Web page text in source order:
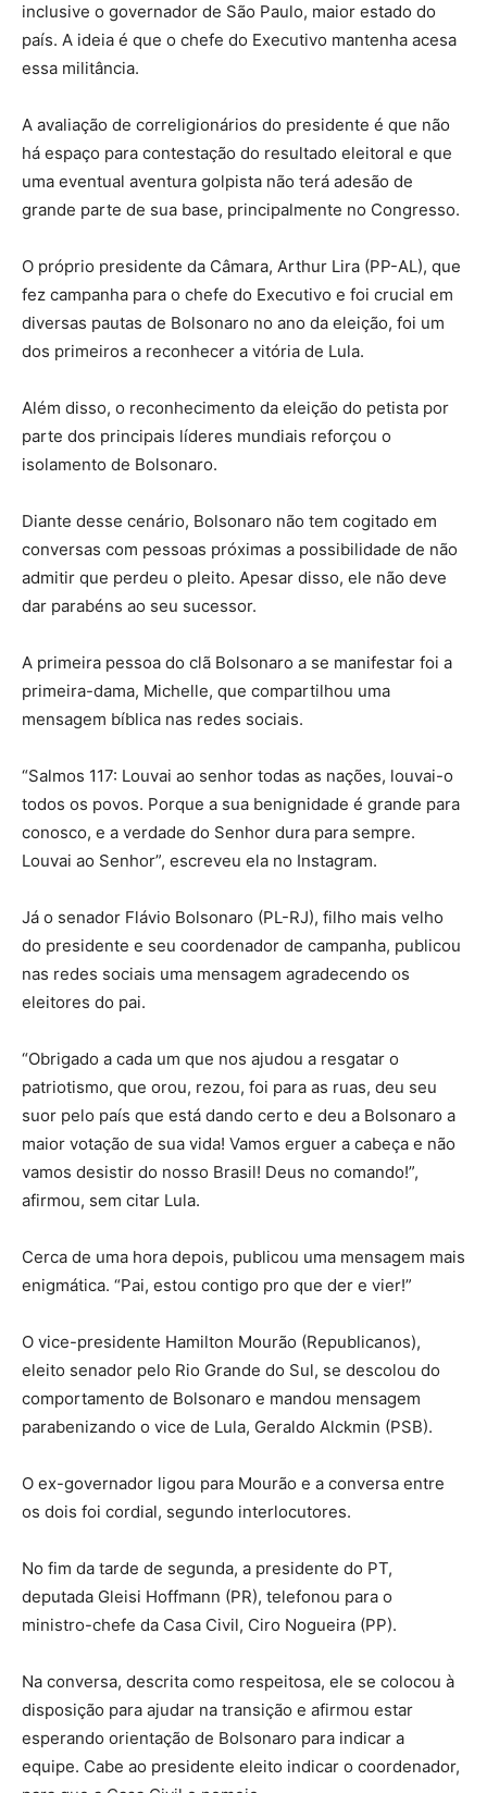
inclusive o governador de São Paulo, maior estado do
país. A ideia é que o chefe do Executivo mantenha acesa
essa militância.
A avaliação de correligionários do presidente é que não
há espaço para contestação do resultado eleitoral e que
uma eventual aventura golpista não terá adesão de
grande parte de sua base, principalmente no Congresso.
O próprio presidente da Câmara, Arthur Lira (PP-AL), que
fez campanha para o chefe do Executivo e foi crucial em
diversas pautas de Bolsonaro no ano da eleição, foi um
dos primeiros a reconhecer a vitória de Lula.
Além disso, o reconhecimento da eleição do petista por
parte dos principais líderes mundiais reforçou o
isolamento de Bolsonaro.
Diante desse cenário, Bolsonaro não tem cogitado em
conversas com pessoas próximas a possibilidade de não
admitir que perdeu o pleito. Apesar disso, ele não deve
dar parabéns ao seu sucessor.
A primeira pessoa do clã Bolsonaro a se manifestar foi a
primeira-dama, Michelle, que compartilhou uma
mensagem bíblica nas redes sociais.
“Salmos 117: Louvai ao senhor todas as nações, louvai-o
todos os povos. Porque a sua benignidade é grande para
conosco, e a verdade do Senhor dura para sempre.
Louvai ao Senhor”, escreveu ela no Instagram.
Já o senador Flávio Bolsonaro (PL-RJ), filho mais velho
do presidente e seu coordenador de campanha, publicou
nas redes sociais uma mensagem agradecendo os
eleitores do pai.
“Obrigado a cada um que nos ajudou a resgatar o
patriotismo, que orou, rezou, foi para as ruas, deu seu
suor pelo país que está dando certo e deu a Bolsonaro a
maior votação de sua vida! Vamos erguer a cabeça e não
vamos desistir do nosso Brasil! Deus no comando!”,
afirmou, sem citar Lula.
Cerca de uma hora depois, publicou uma mensagem mais
enigmática. “Pai, estou contigo pro que der e vier!”
O vice-presidente Hamilton Mourão (Republicanos),
eleito senador pelo Rio Grande do Sul, se descolou do
comportamento de Bolsonaro e mandou mensagem
parabenizando o vice de Lula, Geraldo Alckmin (PSB).
O ex-governador ligou para Mourão e a conversa entre
os dois foi cordial, segundo interlocutores.
No fim da tarde de segunda, a presidente do PT,
deputada Gleisi Hoffmann (PR), telefonou para o
ministro-chefe da Casa Civil, Ciro Nogueira (PP).
Na conversa, descrita como respeitosa, ele se colocou à
disposição para ajudar na transição e afirmou estar
esperando orientação de Bolsonaro para indicar a
equipe. Cabe ao presidente eleito indicar o coordenador,